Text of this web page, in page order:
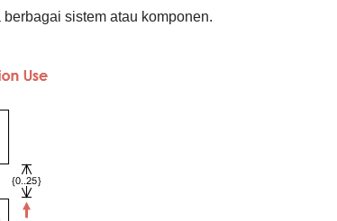
sistem atau komponen.